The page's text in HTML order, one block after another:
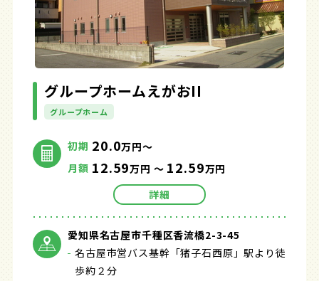
グループホームえがおII
グループホーム
初期 20.0万円～
月額 12.59万円 ～ 12.59万円
詳細
愛知県名古屋市千種区香流橋2-3-45
名古屋市営バス基幹「猪子石西原」駅より徒
歩約２分